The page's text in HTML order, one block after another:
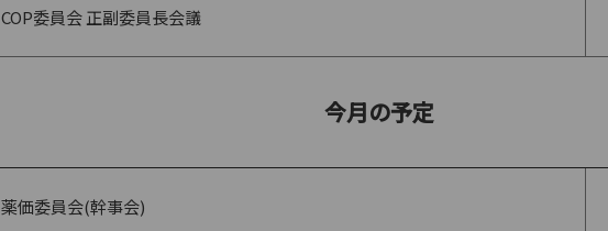
COP委員会 正副委員長会議
今月の予定
薬価委員会(幹事会)